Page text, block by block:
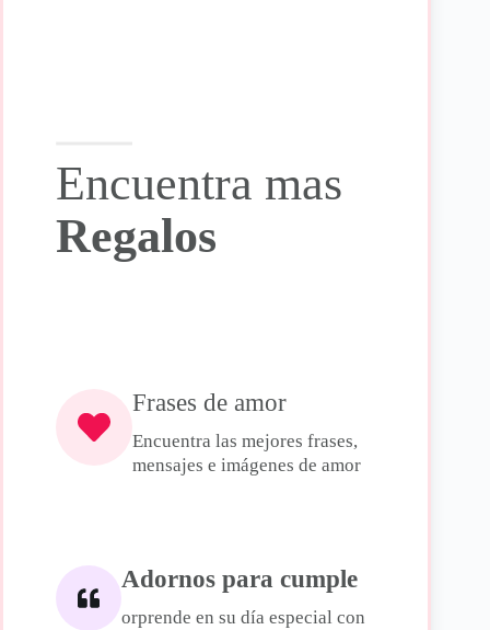
Encuentra mas
Regalos
Frases de amor
Encuentra las mejores frases,
mensajes e imágenes de amor
Adornos para cumple
orprende en su día especial con